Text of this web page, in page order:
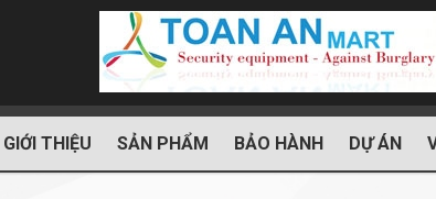
GIỚI THIỆU SẢN PHẨM BẢO HÀNH DỰ ÁN